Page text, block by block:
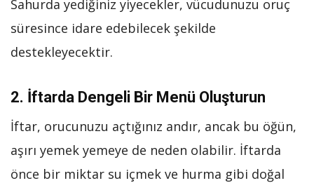
Sahurda yediğiniz yiyecekler, vücudunuzu oruç
süresince idare edebilecek şekilde
destekleyecektir.
2. İftarda Dengeli Bir Menü Oluşturun
İftar, orucunuzu açtığınız andır, ancak bu öğün,
aşırı yemek yemeye de neden olabilir. İftarda
önce bir miktar su içmek ve hurma gibi doğal